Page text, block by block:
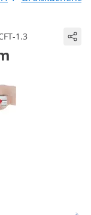
1.3